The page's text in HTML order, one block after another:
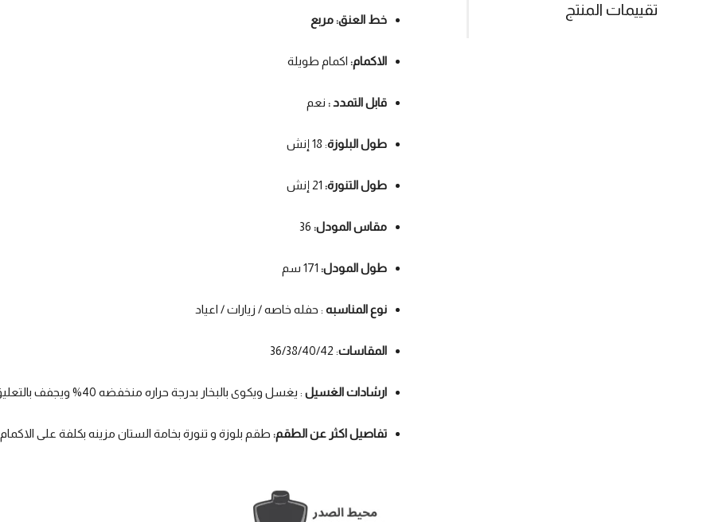
تقييمات المنتج
خط العنق: مربع
الاكمام: اكمام طويلة
قابل التمدد : نعم
طول البلوزة: 18 إنش
طول التنورة: 21 إنش
مقاس المودل: 36
طول المودل: 171 سم
نوع المناسبه : حفله خاصه / زيارات / اعياد
المقاسات: 36/38/40/42
ارشادات الغسيل : يغسل ويكوى بالبخار بدرجة حراره منخفضه 40% ويجفف بالتعليق
تفاصيل اكثر عن الطقم: طقم بلوزة و تنورة بخامة الستان مزينه بكلفة على الاكمام